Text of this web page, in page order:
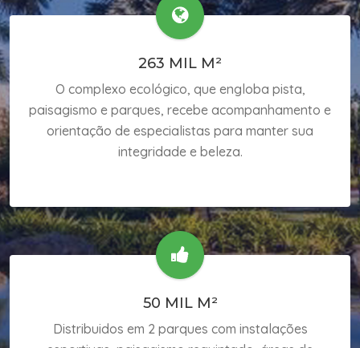
263 MIL M²
O complexo ecológico, que engloba pista,
paisagismo e parques, recebe acompanhamento e
orientação de especialistas para manter sua
integridade e beleza.
50 MIL M²
Distribuidos em 2 parques com instalações